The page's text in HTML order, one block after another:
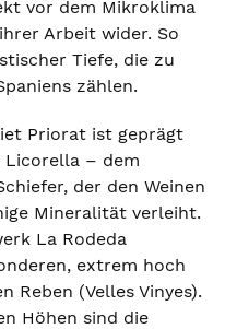
vor dem Mikroklima
Arbeit wider. So
Tiefe, die zu
zählen.
Priorat ist geprägt
Licorella – dem
der den Weinen
Mineralität verleiht.
La Rodeda
extrem hoch
Reben (Velles Vinyes).
Höhen sind die